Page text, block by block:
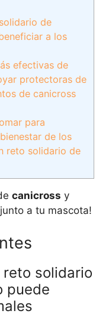
de
a los
efectivas de
protectoras de
de canicross
para
de los
reto solidario de
canicross y
junto a tu mascota!
reto solidario
puede